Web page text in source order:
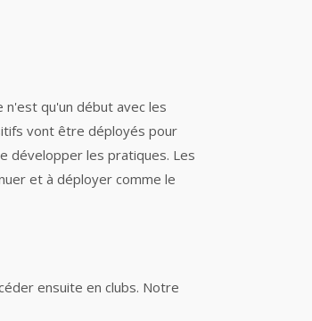
qu'un début avec les
vont être déployés pour
développer les pratiques. Les
et à déployer comme le
ensuite en clubs. Notre